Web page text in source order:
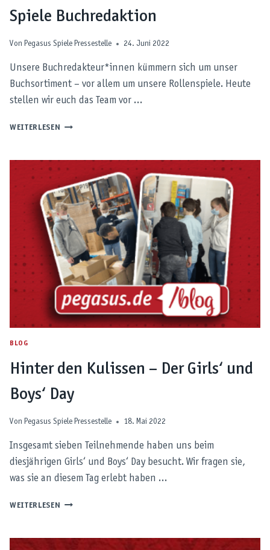
Spiele Buchredaktion
Von Pegasus Spiele Pressestelle 24. Juni 2022
Unsere Buchredakteur*innen kümmern sich um unser
Buchsortiment – vor allem um unsere Rollenspiele. Heute
stellen wir euch das Team vor …
WEITERLESEN
HINTER
PEGASUS
SPIELE
BUCHREDAKTION
BLOG
Hinter den Kulissen – Der Girls‘ und
Boys‘ Day
Von Pegasus Spiele Pressestelle 18. Mai 2022
Insgesamt sieben Teilnehmende haben uns beim
diesjährigen Girls‘ und Boys‘ Day besucht. Wir fragen sie,
was sie an diesem Tag erlebt haben …
WEITERLESEN
HINTER